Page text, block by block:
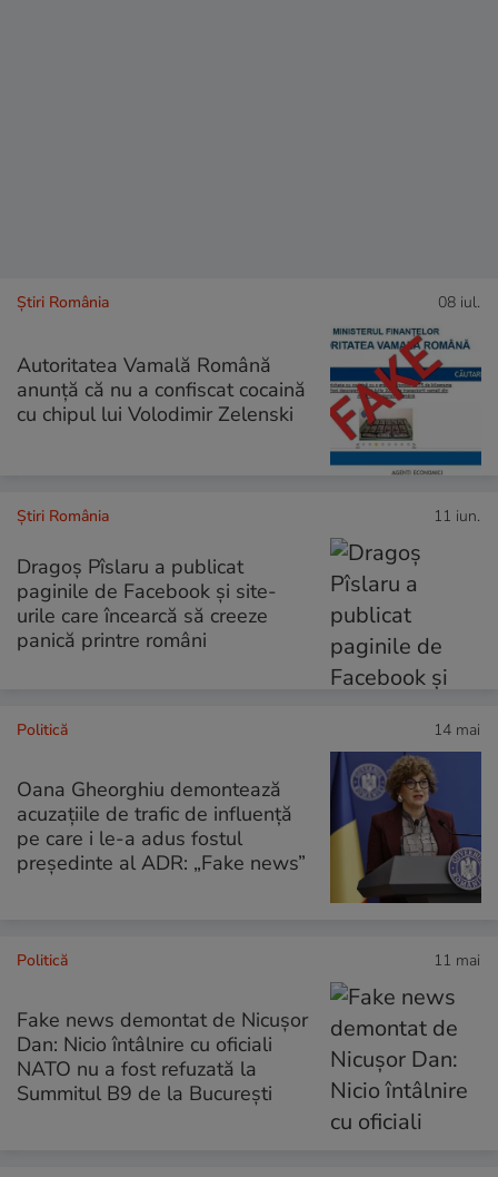
Știri România 08 iul.
Autoritatea Vamală Română
anunță că nu a confiscat cocaină
cu chipul lui Volodimir Zelenski
Știri România 11 iun.
Dragoș Pîslaru a publicat
paginile de Facebook și site-
urile care încearcă să creeze
panică printre români
Politică 14 mai
Oana Gheorghiu demontează
acuzațiile de trafic de influență
pe care i le-a adus fostul
președinte al ADR: „Fake news”
Politică 11 mai
Fake news demontat de Nicușor
Dan: Nicio întâlnire cu oficiali
NATO nu a fost refuzată la
Summitul B9 de la București